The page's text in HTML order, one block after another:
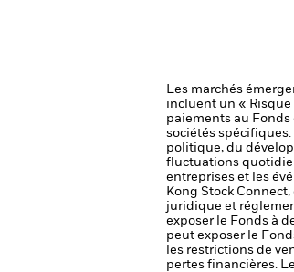
Les marchés
incluent un «
paiements au
sociétés spécifiques.
politique, du
fluctuations
entreprises et les
Kong Stock
juridique et
exposer le Fonds à
peut exposer le
les restrictions de
pertes financières.